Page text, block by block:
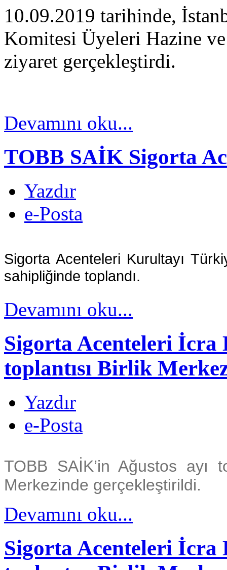
10.09.2019 tarihinde,
Komitesi Üyeleri Hazine
ziyaret gerçekleştirdi.
Devamını oku...
TOBB SAİK Sigorta
Yazdır
e-Posta
Sigorta Acenteleri Kurultayı
sahipliğinde toplandı.
Devamını oku...
Sigorta Acenteleri İcra
toplantısı Birlik
Yazdır
e-Posta
TOBB SAİK’in Ağustos ayı
Merkezinde gerçekleştirildi.
Devamını oku...
Sigorta Acenteleri İcra